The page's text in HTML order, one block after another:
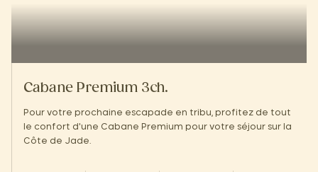
Cabane Premium 3ch.
Pour votre prochaine escapade en tribu, profitez de tout
le confort d'une Cabane Premium pour votre séjour sur la
Côte de Jade.